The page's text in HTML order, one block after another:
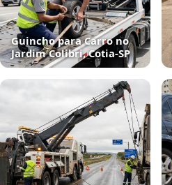
Guincho para Carro no
Jardim Colibri, Cotia‑SP